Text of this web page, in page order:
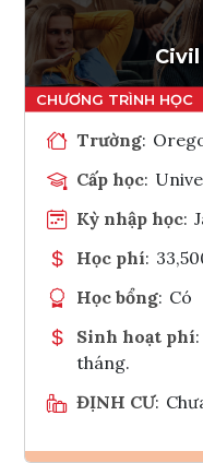
Trường:
Cấp học:
Kỳ nhập học:
Học phí:
Học bổng: Có
Sinh hoạt phí:
tháng.
ĐỊNH CƯ: